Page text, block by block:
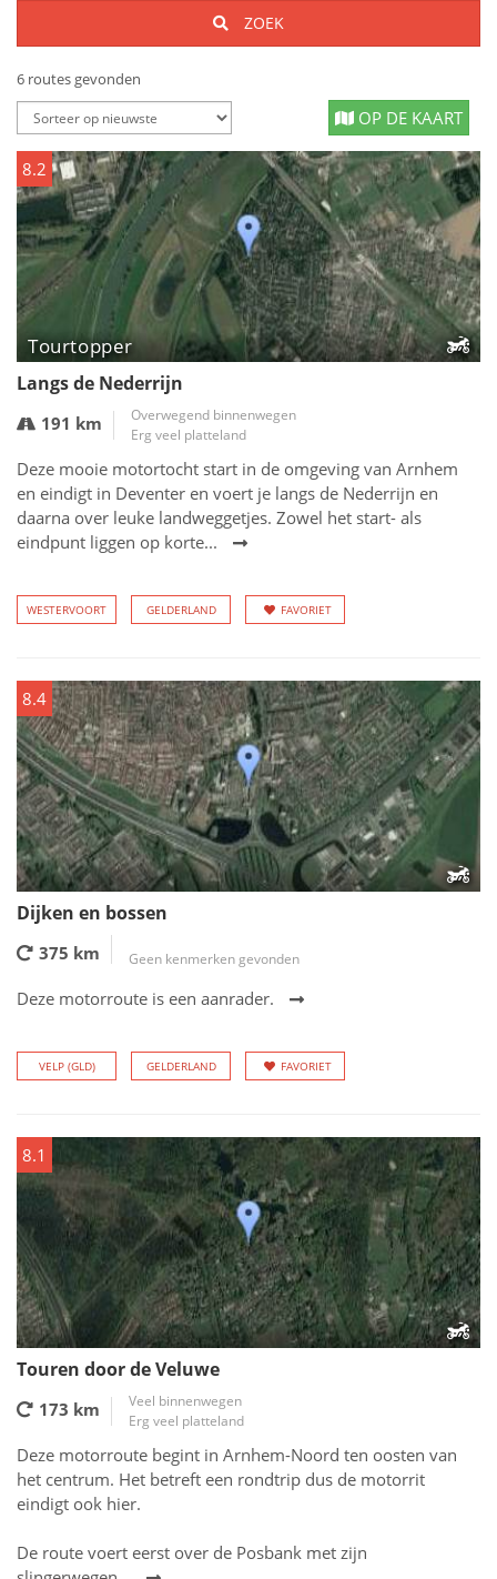
ZOEK
6 routes gevonden
OP DE KAART
8.2
Tourtopper
Langs de Nederrijn
191 km
Overwegend binnenwegen
Erg veel platteland
Deze mooie motortocht start in de omgeving van Arnhem
en eindigt in Deventer en voert je langs de Nederrijn en
daarna over leuke landweggetjes. Zowel het start- als
eindpunt liggen op korte...
WESTERVOORT GELDERLAND FAVORIET
8.4
Dijken en bossen
375 km Geen kenmerken gevonden
Deze motorroute is een aanrader.
VELP (GLD) GELDERLAND FAVORIET
8.1
Touren door de Veluwe
173 km
Veel binnenwegen
Erg veel platteland
Deze motorroute begint in Arnhem-Noord ten oosten van
het centrum. Het betreft een rondtrip dus de motorrit
eindigt ook hier.
De route voert eerst over de Posbank met zijn